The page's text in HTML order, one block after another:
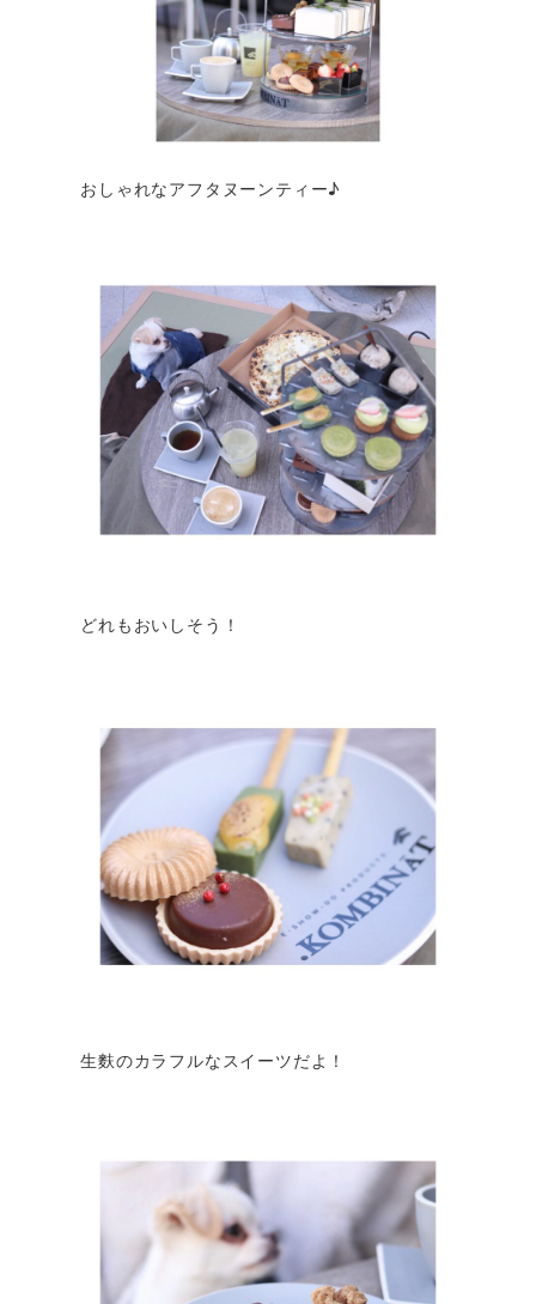
おしゃれなアフタヌーンティー♪
どれもおいしそう！
生麩のカラフルなスイーツだよ！